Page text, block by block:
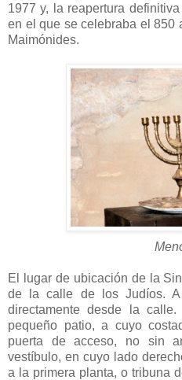
1977 y, la reapertura
en el que se celebraba el 850
Maimónides.
El lugar de ubicación de la
de la calle de los Judíos.
directamente desde la
pequeño patio, a cuyo
puerta de acceso, no sin
vestíbulo, en cuyo lado
a la primera planta, o tribuna